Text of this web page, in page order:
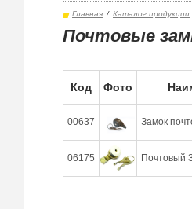
Главная / Каталог продукции
Почтовые
Код Фото
00637 Замок
06175 Почтовый